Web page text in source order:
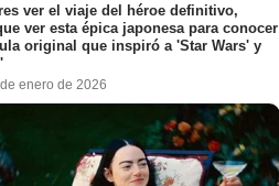
ver el viaje del héroe definitivo,
ver esta épica japonesa para conocer
original que inspiró a 'Star Wars' y
enero de 2026